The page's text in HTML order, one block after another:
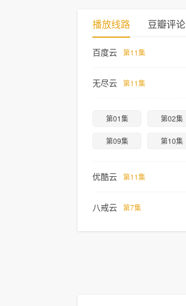
播放线路 豆瓣评论
百度云 第11集
无尽云 第11集
第01集 第02集
第09集 第10集
优酷云 第11集
八戒云 第7集